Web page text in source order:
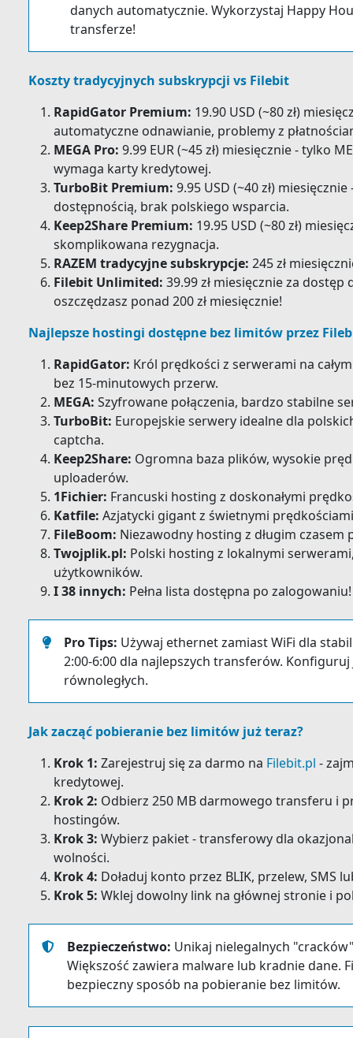
danych automatycznie. Wykorzystaj Happy
transferze!
Koszty tradycyjnych subskrypcji vs Filebit
RapidGator Premium: 19.90 USD (~80 zł)
automatyczne odnawianie, problemy z
MEGA Pro: 9.99 EUR (~45 zł) miesięcznie - tylko
wymaga karty kredytowej.
TurboBit Premium: 9.95 USD (~40 zł)
dostępnością, brak polskiego wsparcia.
Keep2Share Premium: 19.95 USD (~80 zł)
skomplikowana rezygnacja.
RAZEM tradycyjne subskrypcje: 245 zł
Filebit Unlimited: 39.99 zł miesięcznie za
oszczędzasz ponad 200 zł miesięcznie!
Najlepsze hostingi dostępne bez limitów przez
RapidGator: Król prędkości z serwerami na
bez 15-minutowych przerw.
MEGA: Szyfrowane połączenia, bardzo stabilne
TurboBit: Europejskie serwery idealne dla
captcha.
Keep2Share: Ogromna baza plików, wysokie
uploaderów.
1Fichier: Francuski hosting z doskonałymi
Katfile: Azjatycki gigant z świetnymi
FileBoom: Niezawodny hosting z długim
Twojplik.pl: Polski hosting z lokalnymi
użytkowników.
I 38 innych: Pełna lista dostępna po zalogowaniu!
Pro Tips: Używaj ethernet zamiast WiFi dla
2:00-6:00 dla najlepszych transferów. Konfiguruj
równoległych.
Jak zacząć pobieranie bez limitów już teraz?
Krok 1: Zarejestruj się za darmo na Filebit.pl -
kredytowej.
Krok 2: Odbierz 250 MB darmowego transferu i
hostingów.
Krok 3: Wybierz pakiet - transferowy dla
wolności.
Krok 4: Doładuj konto przez BLIK, przelew, SMS
Krok 5: Wklej dowolny link na głównej stronie i
Bezpieczeństwo: Unikaj nielegalnych
Większość zawiera malware lub kradnie dane.
bezpieczny sposób na pobieranie bez limitów.